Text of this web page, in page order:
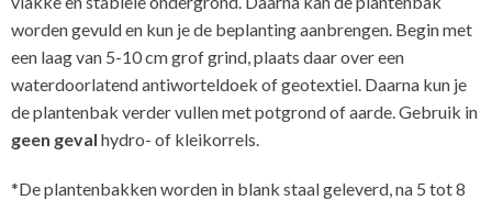
worden gevuld en kun je de beplanting aanbrengen. Begin met
een laag van 5-10 cm grof grind, plaats daar over een
waterdoorlatend antiworteldoek of geotextiel. Daarna kun je
de plantenbak verder vullen met potgrond of aarde. Gebruik in
geen geval hydro- of kleikorrels.
*De plantenbakken worden in blank staal geleverd, na 5 tot 8